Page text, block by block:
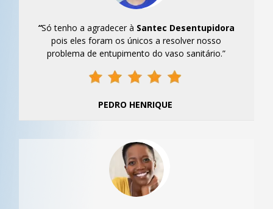
“Só tenho a agradecer à Santec Desentupidora
pois eles foram os únicos a resolver nosso
problema de entupimento do vaso sanitário.”
PEDRO HENRIQUE